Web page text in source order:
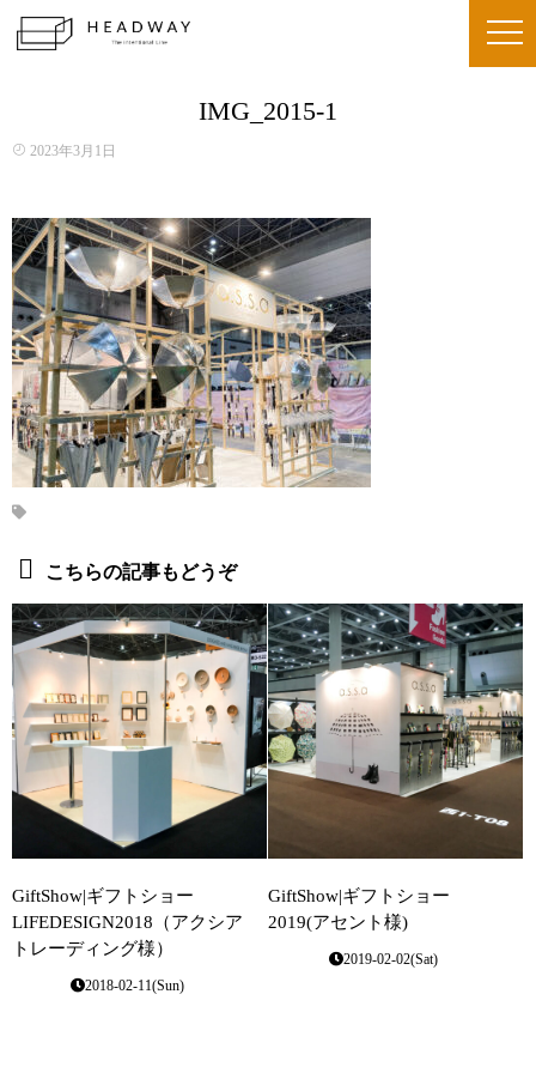
IMG_2015-1
2023年3月1日
こちらの記事もどうぞ
GiftShow|ギフトショー
LIFEDESIGN2018（アクシア
トレーディング様）
2018-02-11(Sun)
GiftShow|ギフトショー
2019(アセント様)
2019-02-02(Sat)